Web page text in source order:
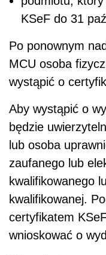
KSeF do 31
Po ponownym
MCU osoba
wystąpić o
Aby wystąpić o
będzie
lub osoba
zaufanego lub
kwalifikowanego
kwalifikowanej.
certyfikatem
wnioskować o